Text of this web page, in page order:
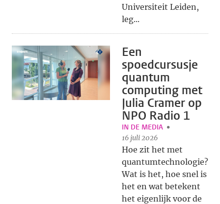
Universiteit Leiden,
leg...
Een
spoedcursusje
quantum
computing met
Julia Cramer op
NPO Radio 1
IN DE MEDIA
16 juli 2026
Hoe zit het met
quantumtechnologie?
Wat is het, hoe snel is
het en wat betekent
het eigenlijk voor de